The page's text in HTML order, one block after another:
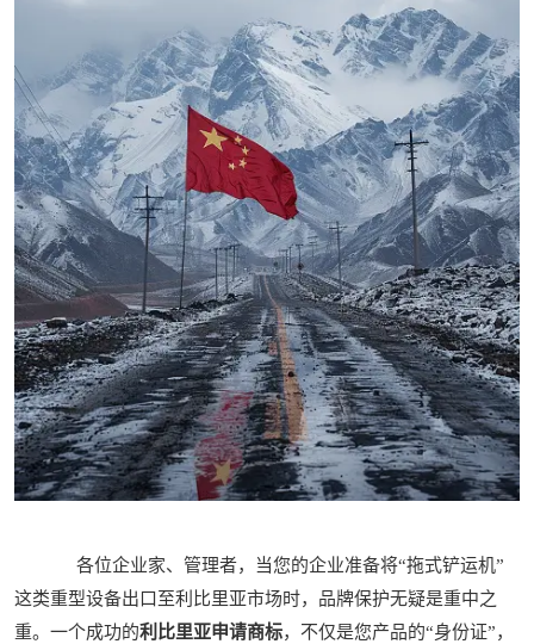
各位企业家、管理者，当您的企业准备将“拖式铲运机”
这类重型设备出口至利比里亚市场时，品牌保护无疑是重中之
重。一个成功的利比里亚申请商标，不仅是您产品的“身份证”，